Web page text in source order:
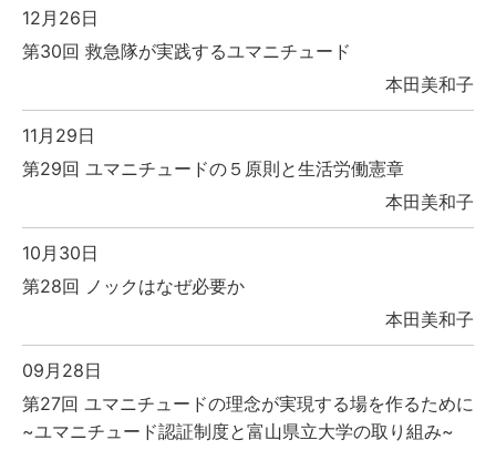
12月26日
第30回 救急隊が実践するユマニチュード
本田美和子
11月29日
第29回 ユマニチュードの５原則と生活労働憲章
本田美和子
10月30日
第28回 ノックはなぜ必要か
本田美和子
09月28日
第27回 ユマニチュードの理念が実現する場を作るために
~ユマニチュード認証制度と富山県立大学の取り組み~